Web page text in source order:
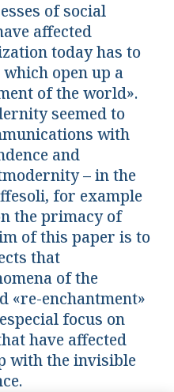
of social
affected
today has to
open up a
of the world».
seemed to
with
and
– in the
for example
the primacy of
of this paper is to
that
of the
«re-enchantment»
focus on
have affected
with the invisible